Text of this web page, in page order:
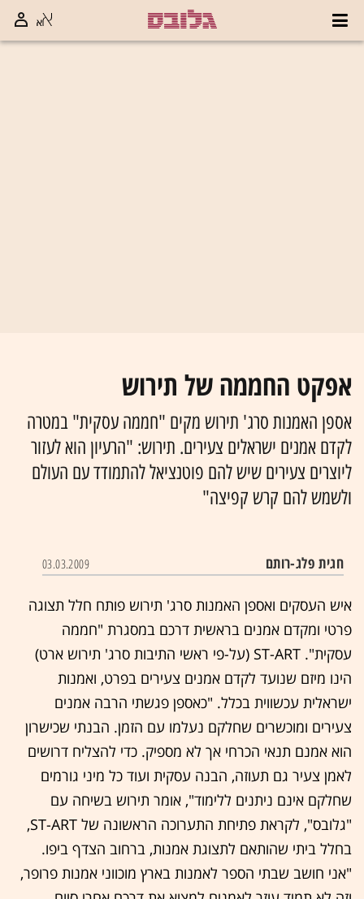
אפקט החממה של תירוש
אספן האמנות סרג' תירוש מקים "חממה עסקית" במטרה
לקדם אמנים ישראלים צעירים. תירוש: "הרעיון הוא לעזור
ליוצרים צעירים שיש להם פוטנציאל להתמודד עם העולם
ולשמש להם קרש קפיצה"
חגית פלג-רותם 03.03.2009
איש העסקים ואספן האמנות סרג' תירוש פותח חלל תצוגה
פרטי ומקדם אמנים בראשית דרכם במסגרת "חממה
עסקית". ST-ART (על-פי ראשי התיבות סרג' תירוש ארט)
הינו מיזם שנועד לקדם אמנים צעירים בפרט, ואמנות
ישראלית עכשווית בכלל. "כאספן פגשתי הרבה אמנים
צעירים ומוכשרים שחלקם נעלמו עם הזמן. הבנתי שכישרון
הוא אמנם תנאי הכרחי אך לא מספיק. כדי להצליח דרושים
לאמן צעיר גם תעוזה, הבנה עסקית ועוד כל מיני גורמים
שחלקם אינם ניתנים ללימוד", אומר תירוש בשיחה עם
"גלובס", לקראת פתיחת התערוכה הראשונה של ST-ART,
בחלל ביתי שהותאם לתצוגת אמנות, ברחוב הצדף ביפו.
"אני חושב שבתי הספר לאמנות בארץ מוכווני אמנות פרופר,